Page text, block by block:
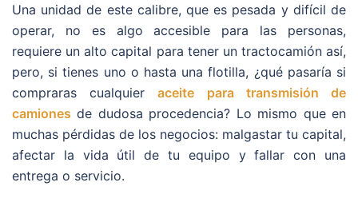
Una unidad de este calibre, que es pesada y difícil de
operar, no es algo accesible para las personas,
requiere un alto capital para tener un tractocamión así,
pero, si tienes uno o hasta una flotilla, ¿qué pasaría si
compraras cualquieraceite para transmisión de
camiones de dudosa procedencia? Lo mismo que en
muchas pérdidas de los negocios: malgastar tu capital,
afectar la vida útil de tu equipo y fallar con una
entrega o servicio.